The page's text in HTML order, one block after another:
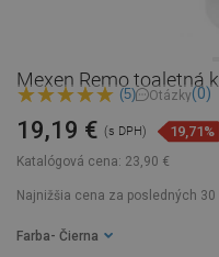
Mexen Remo toaletná
(5) Otázky(0)
Katalógová cena: 23,90 €
19,19 € (s DPH) 19,71%
Najnižšia cena za posledných 30
Farba - Čierna